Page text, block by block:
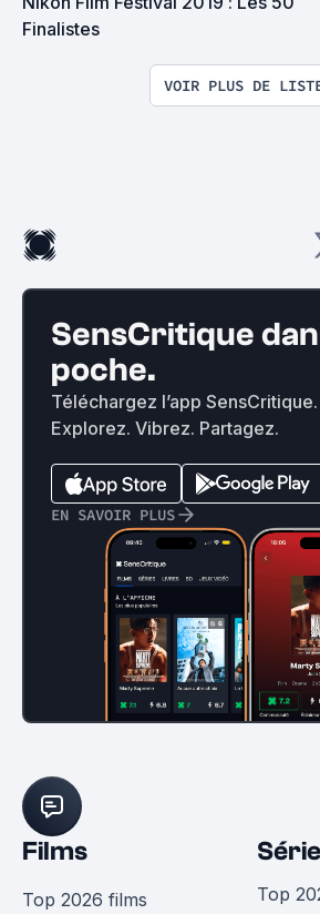
Finalistes
VOIR PLUS DE
SensCritique
poche.
Téléchargez l’app SensCritique.
Explorez. Vibrez. Partagez.
EN SAVOIR PLUS
Films
Top 2026 films
Top